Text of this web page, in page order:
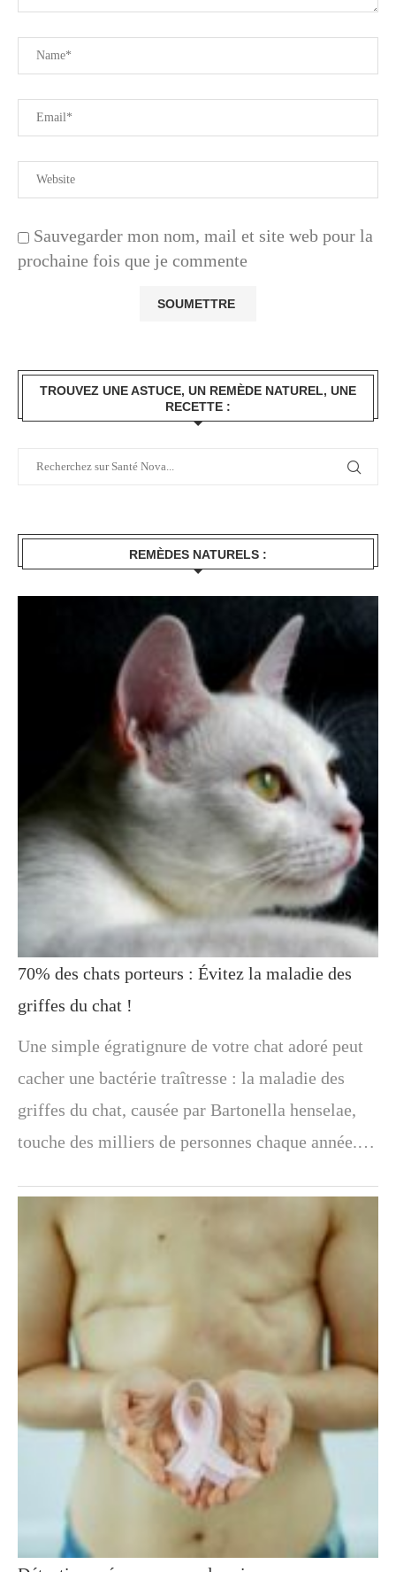
Sauvegarder mon nom, mail et site web pour la
prochaine fois que je commente
TROUVEZ UNE ASTUCE, UN REMÈDE NATUREL, UNE
RECETTE :
REMÈDES NATURELS :
70% des chats porteurs : Évitez la maladie des
griffes du chat !
Une simple égratignure de votre chat adoré peut
cacher une bactérie traîtresse : la maladie des
griffes du chat, causée par Bartonella henselae,
touche des milliers de personnes chaque année.…